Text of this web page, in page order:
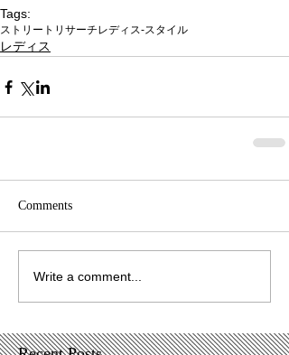
Tags:
ストリートリサーチレディス-スタイル
レディス
Comments
Write a comment...